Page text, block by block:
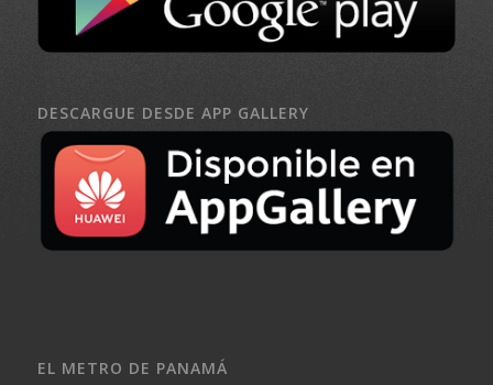
DESCARGUE DESDE APP GALLERY
EL METRO DE PANAMÁ